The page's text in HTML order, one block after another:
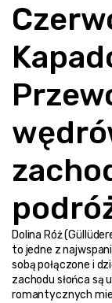
Dolina Róż
to jedne z
sobą połączone i
zachodu słońca są
romantycznych